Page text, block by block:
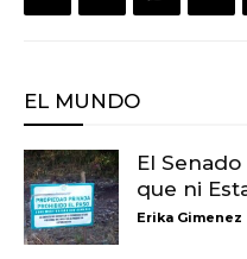
EL MUNDO
El
que ni
Erika Gimenez